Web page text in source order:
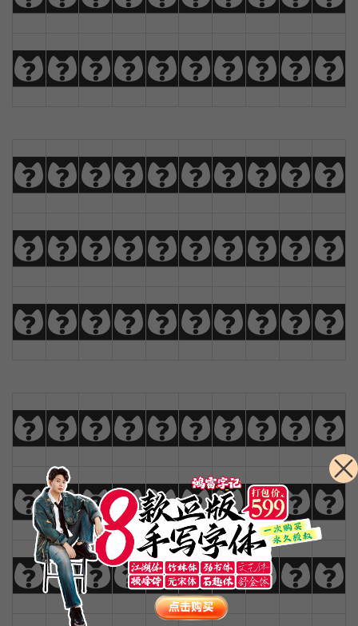
UVWXYZÀÁÂÃ
abcdefghij
klmnopqrst
uvwxyzÄÅÆÇ
0123456789
!@#$%^&*()
_+-={}|[]?